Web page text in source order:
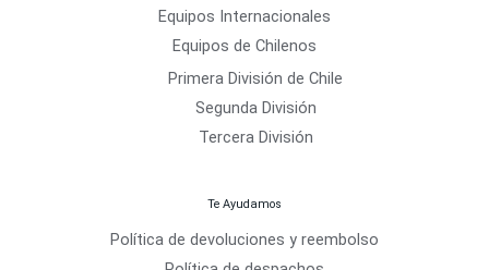
Equipos Internacionales
Equipos de Chilenos
Primera División de Chile
Segunda División
Tercera División
Te Ayudamos
Política de devoluciones y reembolso